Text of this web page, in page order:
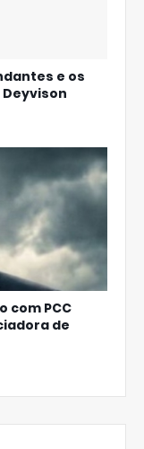
e os
com PCC
de